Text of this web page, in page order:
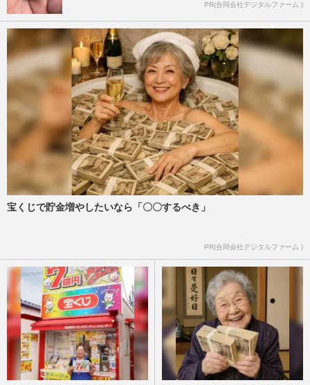
PR(合同会社デジタルファーム )
宝くじで貯金増やしたいなら「〇〇するべき」
PR(合同会社デジタルファーム )